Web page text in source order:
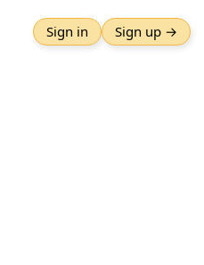
Sign in Sign up →